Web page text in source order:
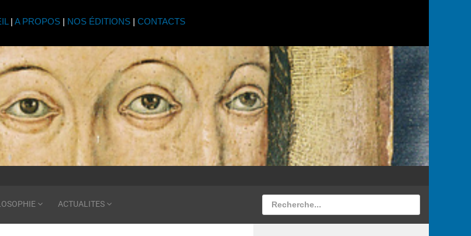
| A PROPOS| NOS ÉDITIONS| CONTACTS
ACTUALITES